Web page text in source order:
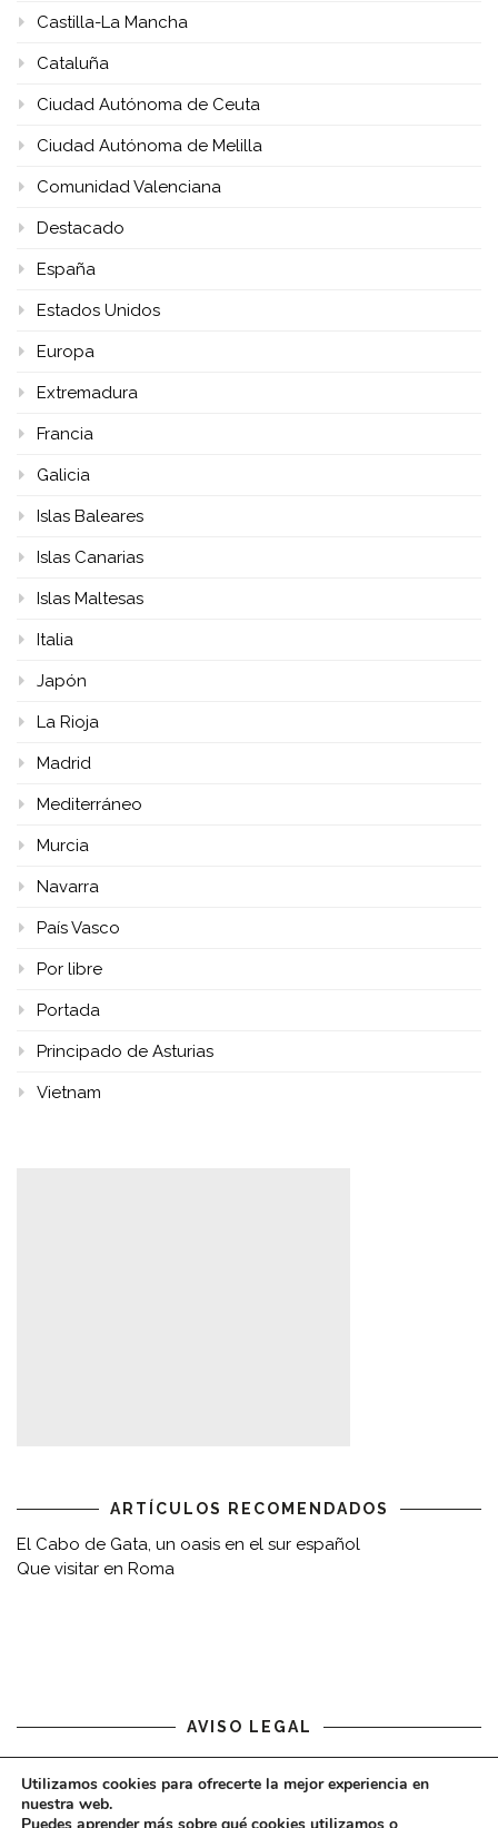
Castilla-La Mancha
Cataluña
Ciudad Autónoma de Ceuta
Ciudad Autónoma de Melilla
Comunidad Valenciana
Destacado
España
Estados Unidos
Europa
Extremadura
Francia
Galicia
Islas Baleares
Islas Canarias
Islas Maltesas
Italia
Japón
La Rioja
Madrid
Mediterráneo
Murcia
Navarra
País Vasco
Por libre
Portada
Principado de Asturias
Vietnam
ARTÍCULOS RECOMENDADOS
El Cabo de Gata, un oasis en el sur español
Que visitar en Roma
AVISO LEGAL
Aviso legal
Utilizamos cookies para ofrecerte la mejor experiencia en
nuestra web.